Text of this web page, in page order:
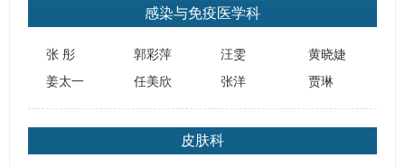
感染与免疫医学科
张 彤 郭彩萍 汪雯
黄晓婕
姜太一
任美欣 张洋 贾琳
皮肤科